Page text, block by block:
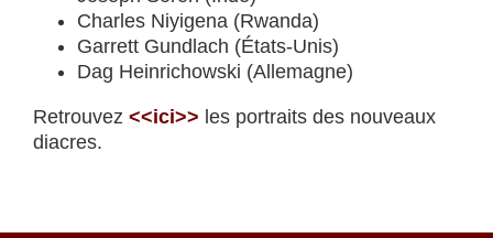
Charles Niyigena (Rwanda)
Garrett Gundlach (États-Unis)
Dag Heinrichowski (Allemagne)
Retrouvez <<ici>> les portraits des nouveaux
diacres.